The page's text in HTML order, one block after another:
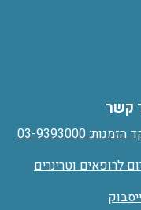
קשר
03-9393000
לרופאים וטרינרים